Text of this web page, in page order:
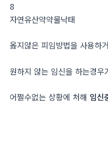
8
자연유산약약물낙태
옳지않은 피임방법을 사용하
원하지 않는 임신을 하는경우
어쩔수없는 상황에 처해 임신